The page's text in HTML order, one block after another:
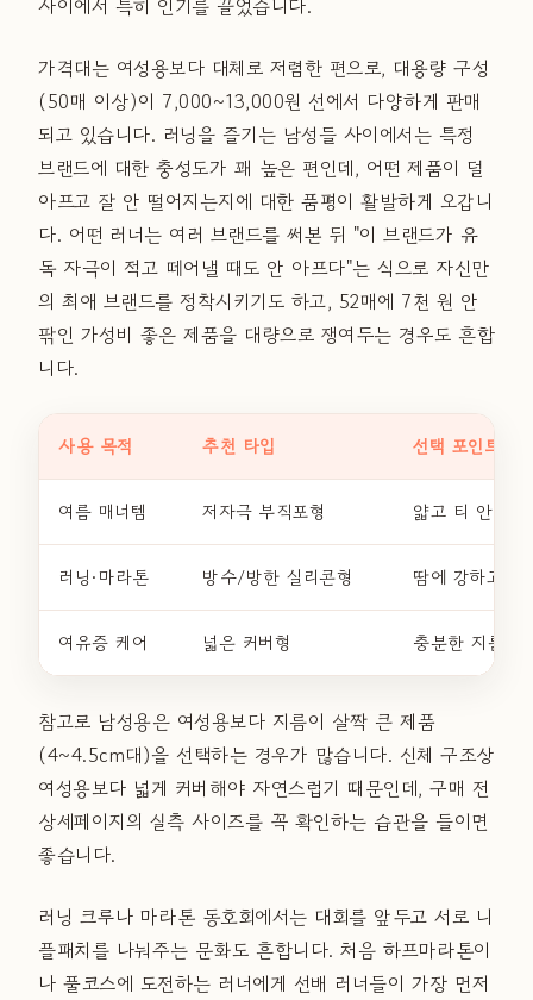
사이에서 특히 인기를 끌었습니다.
가격대는 여성용보다 대체로 저렴한 편으로, 대용량 구성
(50매 이상)이 7,000~13,000원 선에서 다양하게 판매
되고 있습니다. 러닝을 즐기는 남성들 사이에서는 특정
브랜드에 대한 충성도가 꽤 높은 편인데, 어떤 제품이 덜
아프고 잘 안 떨어지는지에 대한 품평이 활발하게 오갑니
다. 어떤 러너는 여러 브랜드를 써본 뒤 "이 브랜드가 유
독 자극이 적고 떼어낼 때도 안 아프다"는 식으로 자신만
의 최애 브랜드를 정착시키기도 하고, 52매에 7천 원 안
팎인 가성비 좋은 제품을 대량으로 쟁여두는 경우도 흔합
니다.
사용 목적 추천 타입 선택 포인트
여름 매너템 저자극 부직포형 얇고 티 안 나
러닝·마라톤 방수/방한 실리콘형 땀에 강하고 장
여유증 케어 넓은 커버형 충분한 지름과
참고로 남성용은 여성용보다 지름이 살짝 큰 제품
(4~4.5cm대)을 선택하는 경우가 많습니다. 신체 구조상
여성용보다 넓게 커버해야 자연스럽기 때문인데, 구매 전
상세페이지의 실측 사이즈를 꼭 확인하는 습관을 들이면
좋습니다.
러닝 크루나 마라톤 동호회에서는 대회를 앞두고 서로 니
플패치를 나눠주는 문화도 흔합니다. 처음 하프마라톤이
나 풀코스에 도전하는 러너에게 선배 러너들이 가장 먼저